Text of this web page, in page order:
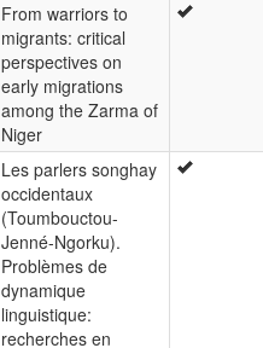
From warriors to
migrants: critical
perspectives on
early migrations
among the Zarma of
Niger
Les parlers songhay
occidentaux
(Toumbouctou-
Jenné-Ngorku).
Problèmes de
dynamique
linguistique:
recherches en